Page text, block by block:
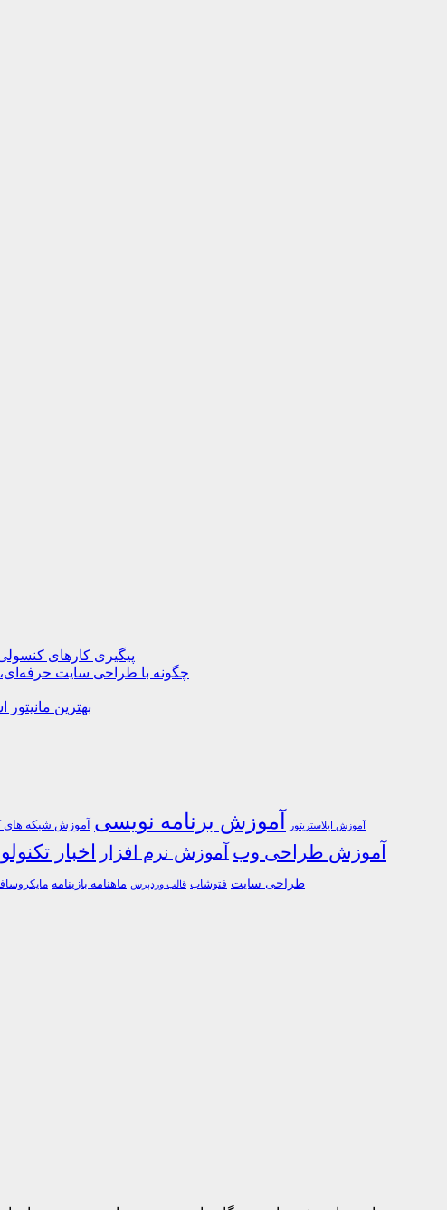
پیگیری کارهای
چگونه با طراحی سایت
بهترین
آموزش ایلاستریتور آموزش برنامه نویسی آموزش شبکه های
آموزش طراحی وب آموزش نرم افزار اخبار
طراحی سایت فتوشاپ قالب وردپرس ماهنامه بازینامه